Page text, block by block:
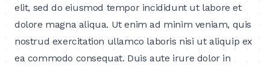
elit, sed do eiusmod tempor incididunt ut labore et
dolore magna aliqua. Ut enim ad minim veniam, quis
nostrud exercitation ullamco laboris nisi ut aliquip ex
ea commodo consequat. Duis aute irure dolor in